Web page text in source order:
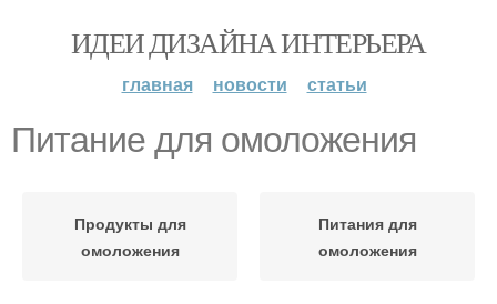
ИДЕИ ДИЗАЙНА ИНТЕРЬЕРА
главная новости статьи
Питание для омоложения
Продукты для
омоложения
Питания для
омоложения